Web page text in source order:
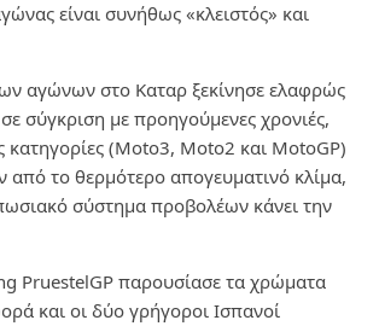
είναι συνήθως «κλειστός» και
αγώνων στο Καταρ ξεκίνησε ελαφρώς
σύγκριση με προηγούμενες χρονιές,
κατηγορίες (Moto3, Moto2 και MotoGP)
το θερμότερο απογευματινό κλίμα,
σύστημα προβολέων κάνει την
PruestelGP παρουσίασε τα χρώματα
και οι δύο γρήγοροι Ισπανοί